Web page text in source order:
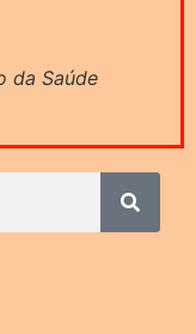
da Saúde